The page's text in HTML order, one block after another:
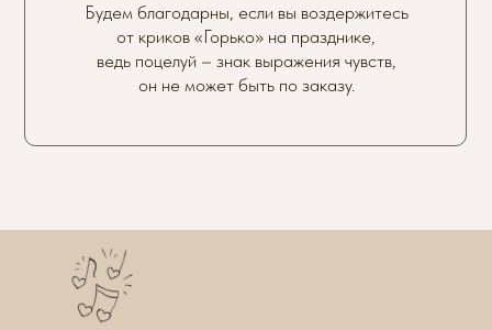
Будем благодарны, если вы воздержитесь
от криков «Горько» на празднике,
ведь поцелуй – знак выражения чувств,
он не может быть по заказу.